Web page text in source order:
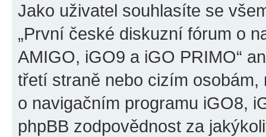
Jako uživatel souhlasíte se
„První české diskuzní fórum o
AMIGO, iGO9 a iGO PRIMO“
třetí straně nebo cizím
o navigačním programu iGO8,
phpBB zodpovědnost za